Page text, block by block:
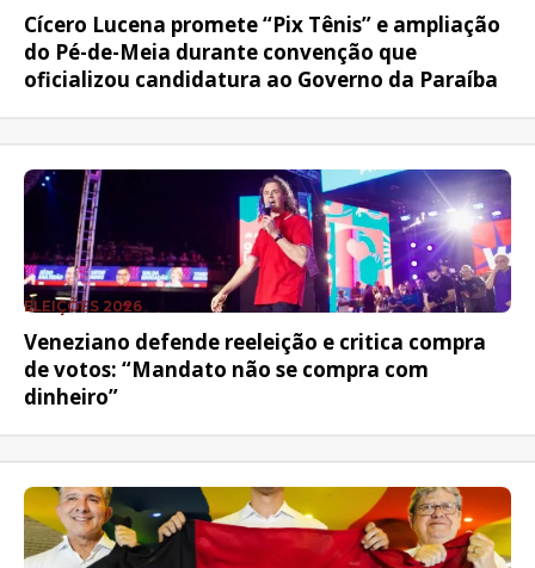
Cícero Lucena promete “Pix Tênis” e ampliação
do Pé-de-Meia durante convenção que
oficializou candidatura ao Governo da Paraíba
ELEIÇÕES 2026
Veneziano defende reeleição e critica compra
de votos: “Mandato não se compra com
dinheiro”